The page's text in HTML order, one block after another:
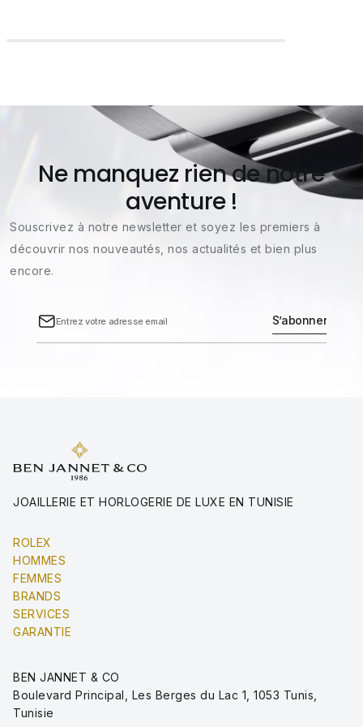
Ne manquez rien de notre
aventure !
Souscrivez à notre newsletter et soyez les premiers à
découvrir nos nouveautés, nos actualités et bien plus
encore.
JOAILLERIE ET HORLOGERIE DE LUXE EN TUNISIE
ROLEX
HOMMES
FEMMES
BRANDS
SERVICES
GARANTIE
BEN JANNET & CO
Boulevard Principal, Les Berges du Lac 1, 1053 Tunis,
Tunisie